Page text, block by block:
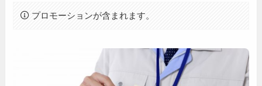
プロモーションが含まれます。